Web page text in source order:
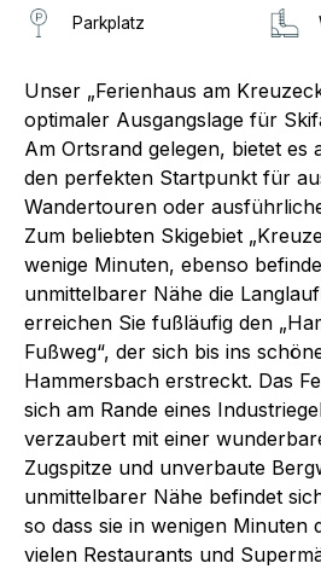
Parkplatz
Unser „Ferienhaus am
optimaler Ausgangslage für
Am Ortsrand gelegen, bietet
den perfekten Startpunkt für
Wandertouren oder
Zum beliebten Skigebiet
wenige Minuten, ebenso
unmittelbarer Nähe die
erreichen Sie fußläufig den
Fußweg“, der sich bis ins
Hammersbach erstreckt. Das
sich am Rande eines
verzaubert mit einer
Zugspitze und unverbaute
unmittelbarer Nähe befindet
so dass sie in wenigen Minuten
vielen Restaurants und